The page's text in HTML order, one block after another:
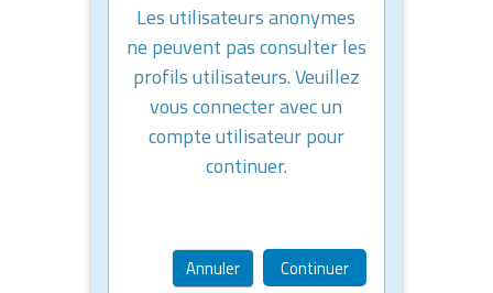
Les utilisateurs anonymes
ne peuvent pas consulter les
profils utilisateurs. Veuillez
vous connecter avec un
compte utilisateur pour
continuer.
Annuler Continuer